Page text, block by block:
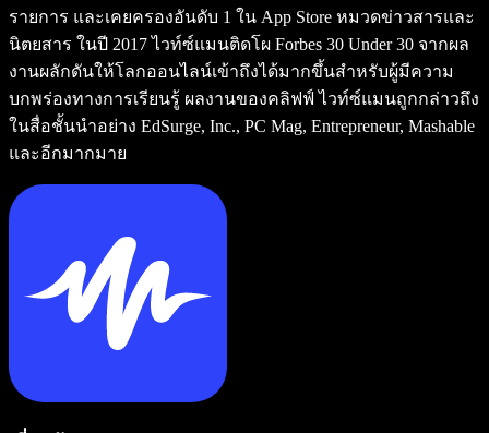
รายการ และเคยครองอันดับ 1 ใน App Store หมวดข่าวสารและ
นิตยสาร ในปี 2017 ไวท์ซ์แมนติดโผ Forbes 30 Under 30 จากผล
งานผลักดันให้โลกออนไลน์เข้าถึงได้มากขึ้นสำหรับผู้มีความ
บกพร่องทางการเรียนรู้ ผลงานของคลิฟฟ์ ไวท์ซ์แมนถูกกล่าวถึง
ในสื่อชั้นนำอย่าง EdSurge, Inc., PC Mag, Entrepreneur, Mashable
และอีกมากมาย